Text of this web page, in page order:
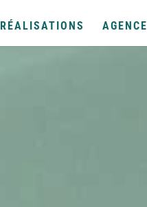
RÉALISATIONS AGENCE